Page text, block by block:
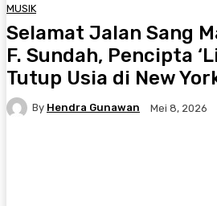
MUSIK
Selamat Jalan Sang
F. Sundah, Pencipta
Tutup Usia di New
By Hendra Gunawan Mei 8, 2026